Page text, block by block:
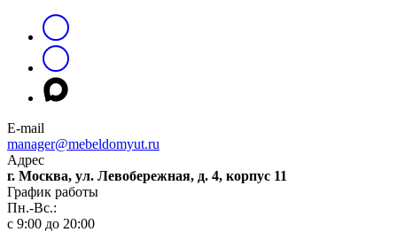
E-mail
manager@mebeldomyut.ru
Адрес
г. Москва, ул. Левобережная, д. 4, корпус 11
График работы
Пн.-Вс.:
с 9:00 до 20:00